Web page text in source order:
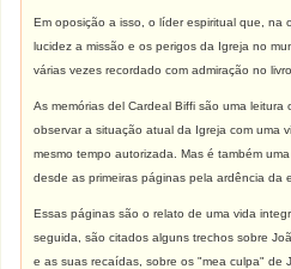
Em oposição a isso, o líder espiritual que, na
lucidez a missão e os perigos da Igreja no
várias vezes recordado com admiração no
As memórias del Cardeal Biffi são uma leitura
observar a situação atual da Igreja com uma
mesmo tempo autorizada. Mas é também
desde as primeiras páginas pela ardência da
Essas páginas são o relato de uma vida
seguida, são citados alguns trechos sobre
e as suas recaídas, sobre os "mea culpa" de